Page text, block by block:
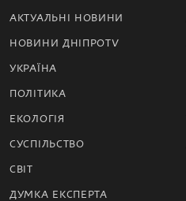
АКТУАЛЬНІ НОВИНИ
НОВИНИ ДНІПРОTV
УКРАЇНА
ПОЛІТИКА
ЕКОЛОГІЯ
СУСПІЛЬСТВО
СВІТ
ДУМКА ЕКСПЕРТА